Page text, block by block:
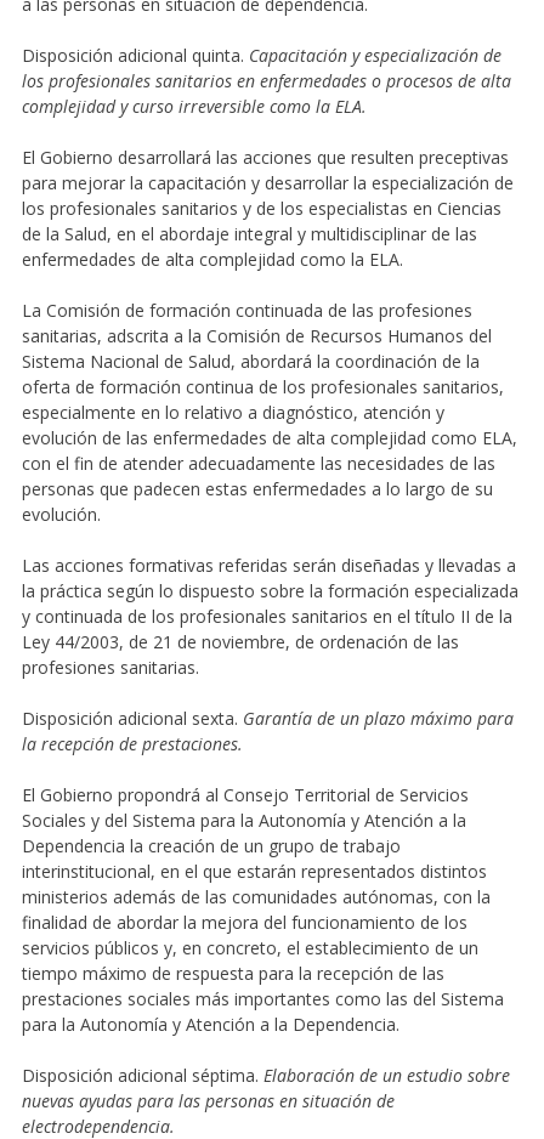
Disposición adicional quinta. Capacitación y especialización de
los profesionales sanitarios en enfermedades o procesos de alta
complejidad y curso irreversible como la ELA.
El Gobierno desarrollará las acciones que resulten preceptivas
para mejorar la capacitación y desarrollar la especialización de
los profesionales sanitarios y de los especialistas en Ciencias
de la Salud, en el abordaje integral y multidisciplinar de las
enfermedades de alta complejidad como la ELA.
La Comisión de formación continuada de las profesiones
sanitarias, adscrita a la Comisión de Recursos Humanos del
Sistema Nacional de Salud, abordará la coordinación de la
oferta de formación continua de los profesionales sanitarios,
especialmente en lo relativo a diagnóstico, atención y
evolución de las enfermedades de alta complejidad como ELA,
con el fin de atender adecuadamente las necesidades de las
personas que padecen estas enfermedades a lo largo de su
evolución.
Las acciones formativas referidas serán diseñadas y llevadas a
la práctica según lo dispuesto sobre la formación especializada
y continuada de los profesionales sanitarios en el título II de la
Ley 44/2003, de 21 de noviembre, de ordenación de las
profesiones sanitarias.
Disposición adicional sexta. Garantía de un plazo máximo para
la recepción de prestaciones.
El Gobierno propondrá al Consejo Territorial de Servicios
Sociales y del Sistema para la Autonomía y Atención a la
Dependencia la creación de un grupo de trabajo
interinstitucional, en el que estarán representados distintos
ministerios además de las comunidades autónomas, con la
finalidad de abordar la mejora del funcionamiento de los
servicios públicos y, en concreto, el establecimiento de un
tiempo máximo de respuesta para la recepción de las
prestaciones sociales más importantes como las del Sistema
para la Autonomía y Atención a la Dependencia.
Disposición adicional séptima. Elaboración de un estudio sobre
nuevas ayudas para las personas en situación de
electrodependencia.